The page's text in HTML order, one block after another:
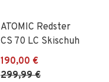
ATOMIC Redster
CS 70 LC Skischuh
190,00 €
299,99 €